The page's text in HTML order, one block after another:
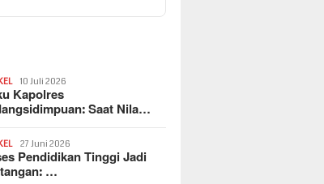
10 Juli 2026
Kapolres
Saat Nila…
27 Juni 2026
Pendidikan Tinggi Jadi
…